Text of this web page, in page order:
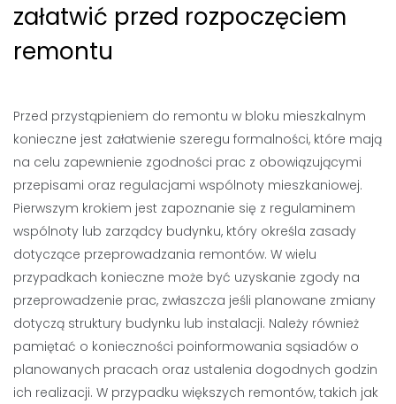
załatwić przed rozpoczęciem
remontu
Przed przystąpieniem do remontu w bloku mieszkalnym
konieczne jest załatwienie szeregu formalności, które mają
na celu zapewnienie zgodności prac z obowiązującymi
przepisami oraz regulacjami wspólnoty mieszkaniowej.
Pierwszym krokiem jest zapoznanie się z regulaminem
wspólnoty lub zarządcy budynku, który określa zasady
dotyczące przeprowadzania remontów. W wielu
przypadkach konieczne może być uzyskanie zgody na
przeprowadzenie prac, zwłaszcza jeśli planowane zmiany
dotyczą struktury budynku lub instalacji. Należy również
pamiętać o konieczności poinformowania sąsiadów o
planowanych pracach oraz ustalenia dogodnych godzin
ich realizacji. W przypadku większych remontów, takich jak